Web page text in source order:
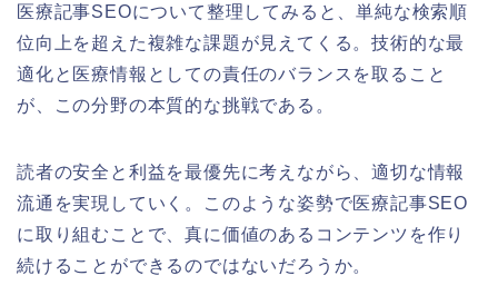
医療記事SEOについて整理してみると、単純な検索順
位向上を超えた複雑な課題が見えてくる。技術的な最
適化と医療情報としての責任のバランスを取ること
が、この分野の本質的な挑戦である。
読者の安全と利益を最優先に考えながら、適切な情報
流通を実現していく。このような姿勢で医療記事SEO
に取り組むことで、真に価値のあるコンテンツを作り
続けることができるのではないだろうか。